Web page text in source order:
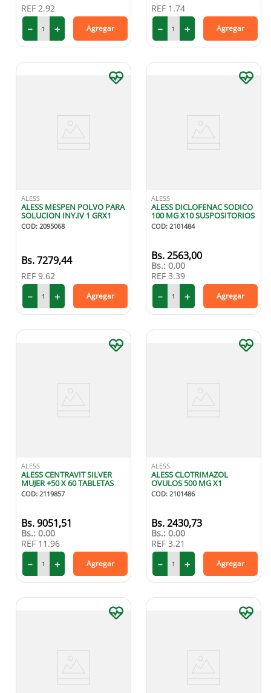
REF 2.92
＋
－ Agregar
REF 1.74
＋
－ Agregar
ALESS
ALESS MESPEN POLVO PARA
SOLUCION INY.IV 1 GRX1
COD: 2095068
7279,44
REF 9.62
＋
－ Agregar
ALESS
ALESS DICLOFENAC SODICO
100 MG X10 SUSPOSITORIOS
COD: 2101484
2563,00
Bs.: 0.00
REF 3.39
＋
－ Agregar
ALESS
ALESS CENTRAVIT SILVER
MUJER +50 X 60 TABLETAS
COD: 2119857
9051,51
Bs.: 0.00
REF 11.96
＋
－ Agregar
ALESS
ALESS CLOTRIMAZOL
OVULOS 500 MG X1
COD: 2101486
2430,73
Bs.: 0.00
REF 3.21
＋
－ Agregar